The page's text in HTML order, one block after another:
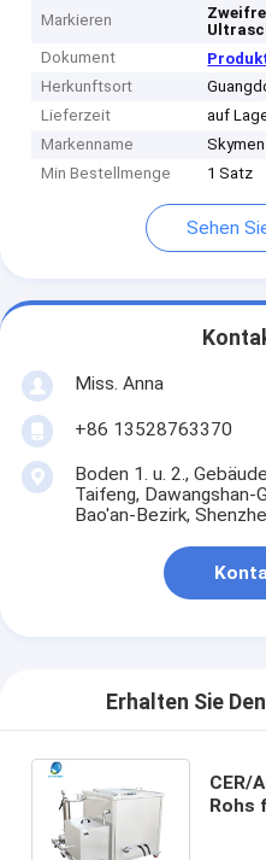
Markieren
Dokument
Herkunftsort
Lieferzeit
auf
Markenname
Skymen
Min Bestellmenge
1 Satz
Sehen
Miss. Anna
+86 13528763370
Boden 1. u. 2.,
Taifeng, Dawangshan-
Bao'an-Bezirk,
Erhalten Sie
CER/
Rohs